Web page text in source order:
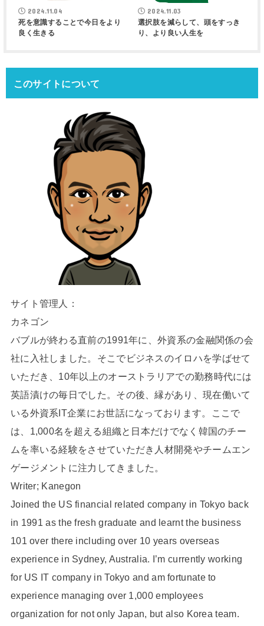
2024.11.04
死を意識することで今日をより
良く生きる
2024.11.03
選択肢を減らして、頭をすっき
り、より良い人生を
このサイトについて
サイト管理人：
カネゴン
バブルが終わる直前の1991年に、外資系の金融関係の会
社に入社しました。そこでビジネスのイロハを学ばせて
いただき、10年以上のオーストラリアでの勤務時代には
英語漬けの毎日でした。その後、縁があり、現在働いて
いる外資系IT企業にお世話になっております。ここで
は、1,000名を超える組織と日本だけでなく韓国のチー
ムを率いる経験をさせていただき人材開発やチームエン
ゲージメントに注力してきました。
Writer; Kanegon
Joined the US financial related company in Tokyo back
in 1991 as the fresh graduate and learnt the business
101 over there including over 10 years overseas
experience in Sydney, Australia. I’m currently working
for US IT company in Tokyo and am fortunate to
experience managing over 1,000 employees
organization for not only Japan, but also Korea team.